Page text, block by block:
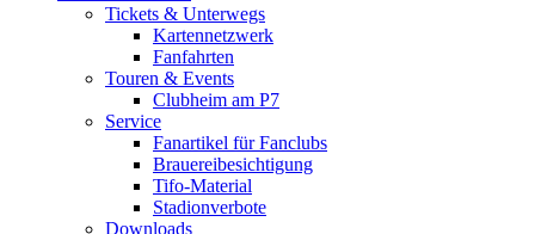
Tickets & Unterwegs
Kartennetzwerk
Fanfahrten
Touren & Events
Clubheim am P7
Service
Fanartikel für Fanclubs
Brauereibesichtigung
Tifo-Material
Stadionverbote
Downloads